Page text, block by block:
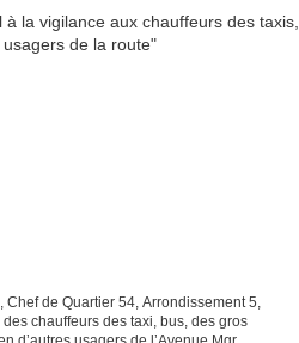
de Quartier 54, Arrondissement 5,
chauffeurs des taxi, bus, des gros